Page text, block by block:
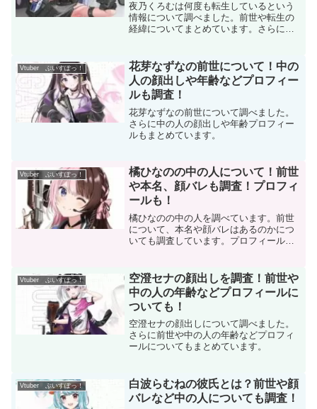
夜乃くろむは何度も転生しているという
情報について調べました。前世や転生の
経緯についてまとめています。さらに中
Vtuber ぶいすぽっ！
花芽なずなの前世について！中の
人の顔出しや年齢などプロフィー
ルも調査！
花芽なずなの前世について調べました。
さらに中の人の顔出しや年齢プロフィー
ルもまとめています。
Vtuber ぶいすぽっ！
橘ひなのの中の人について！前世
や本名、顔バレも調査！プロフィ
ールも！
橘ひなのの中の人を調べています。前世
について、本名や顔バレはあるのかにつ
いても調査しています。プロフィールも
Vtuber ぶいすぽっ！
空澄セナの顔出しを調査！前世や
中の人の年齢などプロフィールに
ついても！
空澄セナの顔出しについて調べました。
さらに前世や中の人の年齢などプロフィ
ールについてもまとめています。
Vtuber ぶいすぽっ！
白波らむねの彼氏とは？前世や顔
バレなど中の人についても調査！